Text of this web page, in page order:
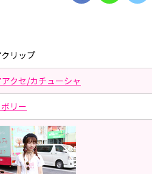
リップ
クセ/カチューシャ
リー